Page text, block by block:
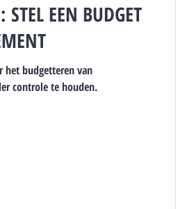
EEN BUDGET
het budgetteren van
controle te houden.